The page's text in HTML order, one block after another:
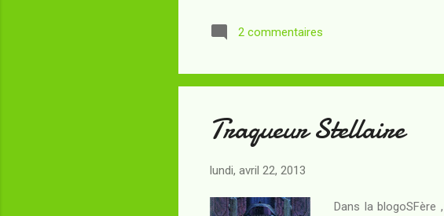
mauvais oeil l'effet
Terre. Pris dans un
2 commentaires
Traqueur Stellaire
lundi, avril 22, 2013
Dans la blogoSFère